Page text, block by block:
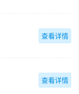
查看详情
查看详情